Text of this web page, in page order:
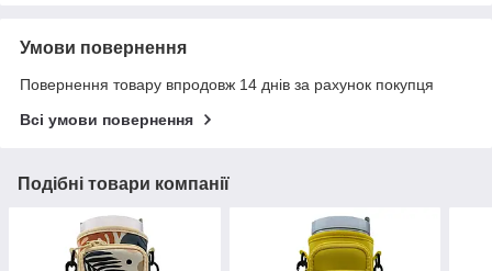
Умови повернення
Повернення товару впродовж 14 днів за рахунок покупця
Всі умови повернення
Подібні товари компанії